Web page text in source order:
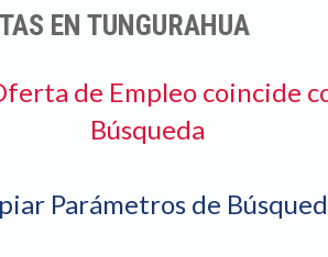
EN TUNGURAHUA
de Empleo coincide
Búsqueda
Parámetros de